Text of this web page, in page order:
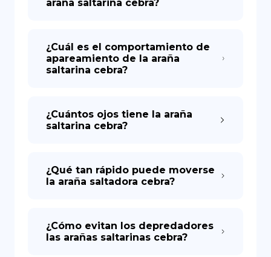
araña saltarina cebra?
¿Cuál es el comportamiento de
apareamiento de la araña
saltarina cebra?
¿Cuántos ojos tiene la araña
saltarina cebra?
¿Qué tan rápido puede moverse
la araña saltadora cebra?
¿Cómo evitan los depredadores
las arañas saltarinas cebra?